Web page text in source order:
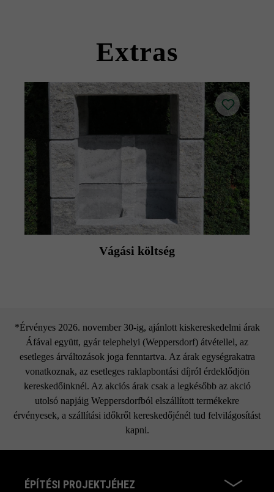
Extras
Vágási költség
*Érvényes 2026. november 30-ig, ajánlott kiskereskedelmi árak
Áfával együtt, gyár telephelyi (Weppersdorf) átvétellel, az
esetleges árváltozások joga fenntartva. Az árak egységrakatra
vonatkoznak, az esetleges raklapbontási díjról érdeklődjön
kereskedőinknél. Az akciós árak csak a legkésőbb az akció
utolsó napjáig Weppersdorfból elszállított termékekre
érvényesek, a szállítási időkről kereskedőjénél tud felvilágosítást
kapni.
ÉPÍTÉSI PROJEKTJÉHEZ